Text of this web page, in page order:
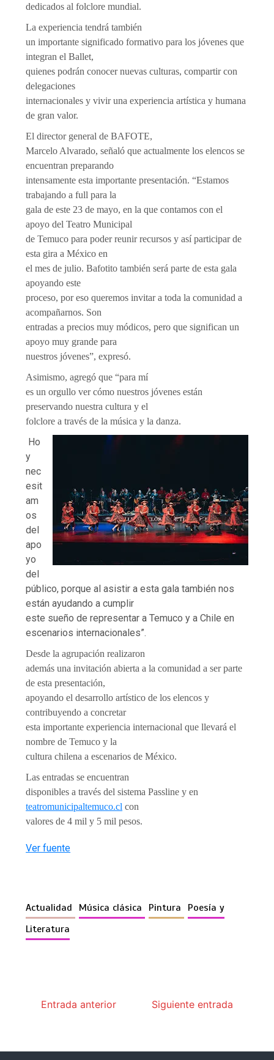
dedicados al folclore mundial.
La experiencia tendrá también
un importante significado formativo para los jóvenes que
integran el Ballet,
quienes podrán conocer nuevas culturas, compartir con
delegaciones
internacionales y vivir una experiencia artística y humana
de gran valor.
El director general de BAFOTE,
Marcelo Alvarado, señaló que actualmente los elencos se
encuentran preparando
intensamente esta importante presentación. “Estamos
trabajando a full para la
gala de este 23 de mayo, en la que contamos con el
apoyo del Teatro Municipal
de Temuco para poder reunir recursos y así participar de
esta gira a México en
el mes de julio. Bafotito también será parte de esta gala
apoyando este
proceso, por eso queremos invitar a toda la comunidad a
acompañarnos. Son
entradas a precios muy módicos, pero que significan un
apoyo muy grande para
nuestros jóvenes”, expresó.
Asimismo, agregó que “para mí
es un orgullo ver cómo nuestros jóvenes están
preservando nuestra cultura y el
folclore a través de la música y la danza.
Ho
y
nec
esit
am
os
del
apo
yo
del
público, porque al asistir a esta gala también nos
están ayudando a cumplir
este sueño de representar a Temuco y a Chile en
escenarios internacionales”.
Desde la agrupación realizaron
además una invitación abierta a la comunidad a ser parte
de esta presentación,
apoyando el desarrollo artístico de los elencos y
contribuyendo a concretar
esta importante experiencia internacional que llevará el
nombre de Temuco y la
cultura chilena a escenarios de México.
Las entradas se encuentran
disponibles a través del sistema Passline y en
teatromunicipaltemuco.cl con
valores de 4 mil y 5 mil pesos.
Ver fuente
Actualidad Música clásica Pintura
Poesía y
Literatura
Entrada anterior Siguiente entrada